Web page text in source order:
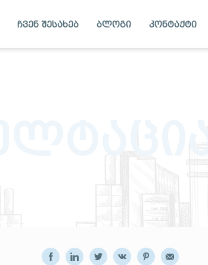
ჩვენ შესახებ ბლოგი კონტაქტი